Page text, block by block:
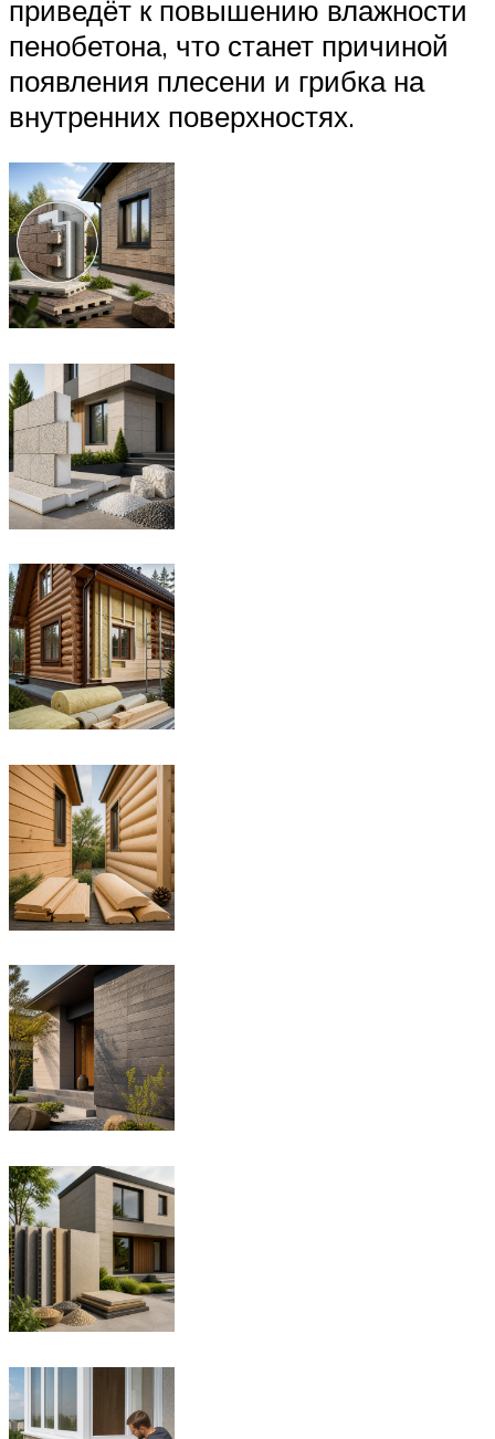
приведёт к повышению влажности
пенобетона, что станет причиной
появления плесени и грибка на
внутренних поверхностях.